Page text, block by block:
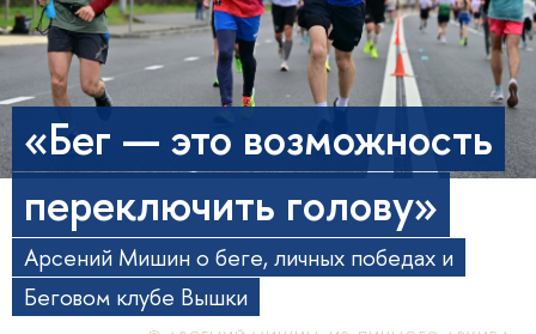
«Бег — это возможность
переключить голову»
Арсений Мишин о беге, личных победах и
Беговом клубе Вышки